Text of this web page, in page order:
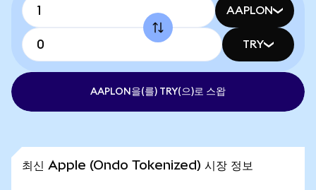
AAPLON
TRY
AAPLON을(를) TRY(으)로 스왑
최신 Apple (Ondo Tokenized) 시장 정보